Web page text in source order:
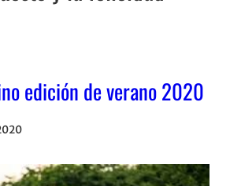
edición de verano 2020